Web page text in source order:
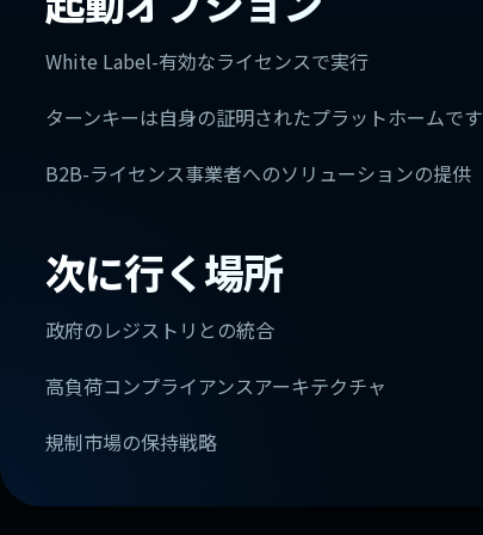
White Label-有効なライセンスで実行
ターンキーは自身の証明されたプラットホームです
B2B-ライセンス事業者へのソリューションの提供
次に行く場所
政府のレジストリとの統合
高負荷コンプライアンスアーキテクチャ
規制市場の保持戦略